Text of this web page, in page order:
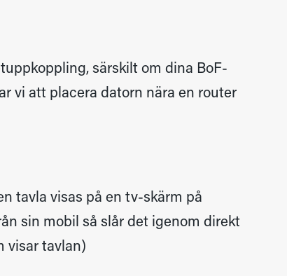
särskilt om dina BoF-
vi att placera datorn nära en router
tavla visas på en tv-skärm på
sin mobil så slår det igenom direkt
visar tavlan)